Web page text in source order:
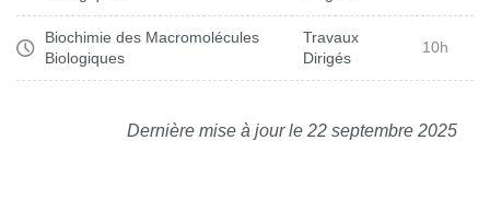
Biochimie des Macromolécules
Biologiques
Travaux
Dirigés
10h
Dernière mise à jour le 22 septembre 2025